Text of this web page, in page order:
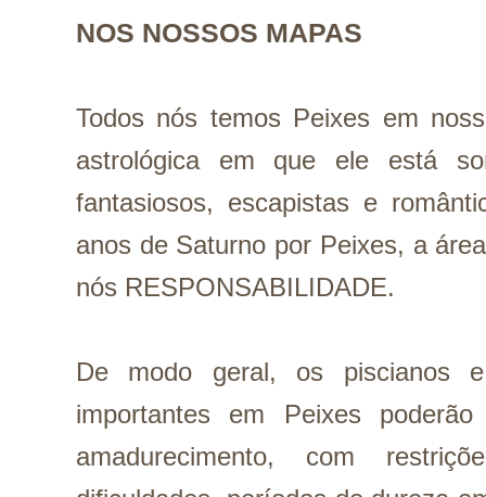
NOS NOSSOS MAPAS
Todos nós temos Peixes em
astrológica em que ele está
fantasiosos, escapistas e
anos de Saturno por Peixes, a
nós RESPONSABILIDADE.
De modo geral, os piscianos
importantes em Peixes
amadurecimento, com